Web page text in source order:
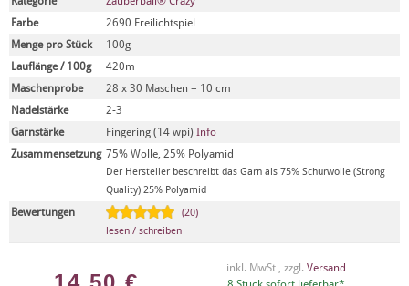
Farbe
2690 Freilichtspiel
Menge pro Stück
100g
Lauflänge / 100g
420m
Maschenprobe
28 x 30 Maschen = 10 cm
Nadelstärke
2-3
Garnstärke
Fingering (14 wpi) Info
Zusammensetzung 75% Wolle, 25% Polyamid
Der Hersteller beschreibt das Garn als 75% Schurwolle (Strong
Quality) 25% Polyamid
Bewertungen
(20)
lesen / schreiben
inkl. MwSt , zzgl. Versand